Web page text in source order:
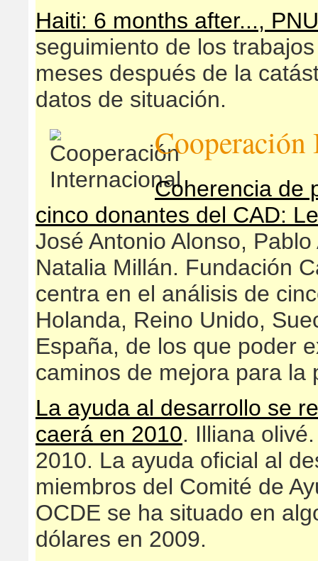
Haiti: 6 months after...,
seguimiento de los
meses después de la
datos de situación.
Coherencia de
cinco donantes del CAD:
José Antonio Alonso,
Natalia Millán. Fundación
centra en el análisis de
Holanda, Reino Unido,
España, de los que poder
caminos de mejora para la
La ayuda al desarrollo se
caerá en 2010. Illiana
2010. La ayuda oficial al
miembros del Comité de
OCDE se ha situado en
dólares en 2009.